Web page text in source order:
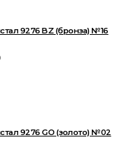
9276 BZ (бронза) №16
9276 GO (золото) №02